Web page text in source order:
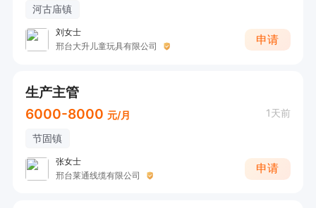
河古庙镇
刘女士
邢台大升儿童玩具有限公司
申请
生产主管
6000-8000 元/月 1天前
节固镇
张女士
邢台莱通线缆有限公司
申请